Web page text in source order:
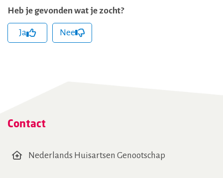
Heb je gevonden wat je zocht?
Ja Nee
Contact
Nederlands Huisartsen Genootschap